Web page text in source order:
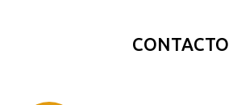
CONTACTO